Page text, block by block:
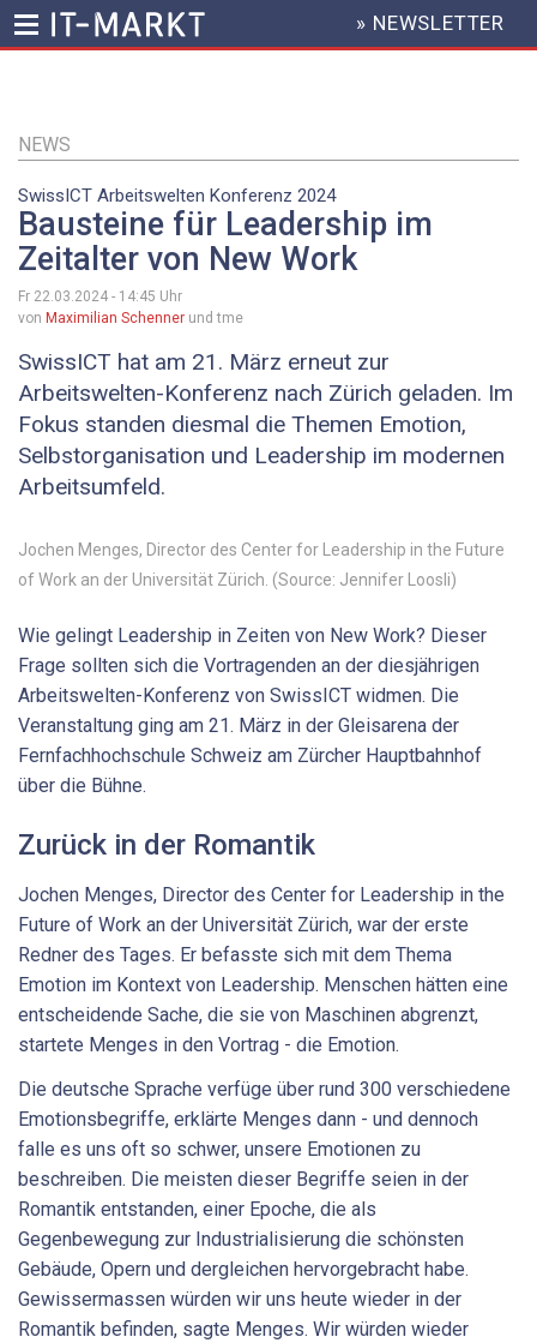
Inhalt
HEADER
MENU
» NEWSLETTER
NEWS
SwissICT Arbeitswelten Konferenz 2024
Bausteine für Leadership im
Zeitalter von New Work
Fr 22.03.2024 - 14:45 Uhr
von Maximilian Schenner und tme
SwissICT hat am 21. März erneut zur
Arbeitswelten-Konferenz nach Zürich geladen. Im
Fokus standen diesmal die Themen Emotion,
Selbstorganisation und Leadership im modernen
Arbeitsumfeld.
Jochen Menges, Director des Center for Leadership in the Future
of Work an der Universität Zürich. (Source: Jennifer Loosli)
Wie gelingt Leadership in Zeiten von New Work? Dieser
Frage sollten sich die Vortragenden an der diesjährigen
Arbeitswelten-Konferenz von SwissICT widmen. Die
Veranstaltung ging am 21. März in der Gleisarena der
Fernfachhochschule Schweiz am Zürcher Hauptbahnhof
über die Bühne.
Zurück in der Romantik
Jochen Menges, Director des Center for Leadership in the
Future of Work an der Universität Zürich, war der erste
Redner des Tages. Er befasste sich mit dem Thema
Emotion im Kontext von Leadership. Menschen hätten eine
entscheidende Sache, die sie von Maschinen abgrenzt,
startete Menges in den Vortrag - die Emotion.
Die deutsche Sprache verfüge über rund 300 verschiedene
Emotionsbegriffe, erklärte Menges dann - und dennoch
falle es uns oft so schwer, unsere Emotionen zu
beschreiben. Die meisten dieser Begriffe seien in der
Romantik entstanden, einer Epoche, die als
Gegenbewegung zur Industrialisierung die schönsten
Gebäude, Opern und dergleichen hervorgebracht habe.
Gewissermassen würden wir uns heute wieder in der
Romantik befinden, sagte Menges. Wir würden wieder